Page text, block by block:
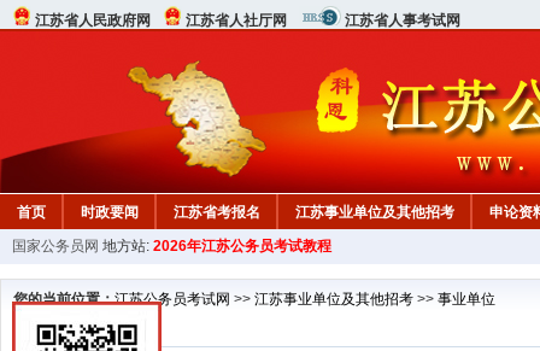
江苏省人民政府网 江苏省人社厅网 江苏省人事考试网
首页 时政要闻 江苏省考报名 江苏事业单位及其他招考
申论资
国家公务员网 地方站: 2026年江苏公务员考试教程
您的当前位置：江苏公务员考试网 >> 江苏事业单位及其他招考 >> 事业单位